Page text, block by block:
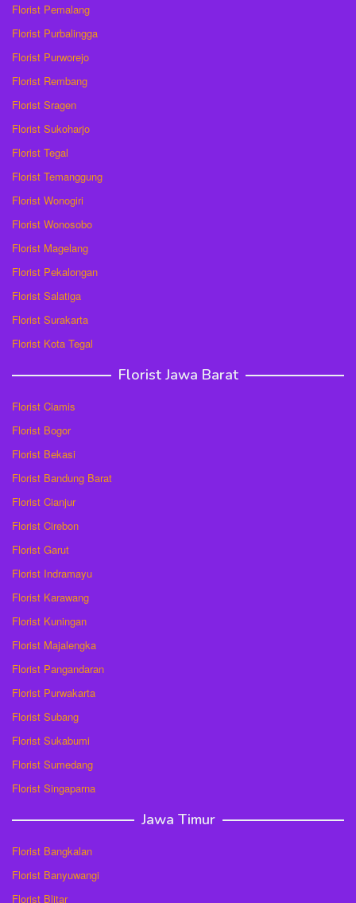
Florist Pemalang
Florist Purbalingga
Florist Purworejo
Florist Rembang
Florist Sragen
Florist Sukoharjo
Florist Tegal
Florist Temanggung
Florist Wonogiri
Florist Wonosobo
Florist Magelang
Florist Pekalongan
Florist Salatiga
Florist Surakarta
Florist Kota Tegal
Florist Jawa Barat
Florist Ciamis
Florist Bogor
Florist Bekasi
Florist Bandung Barat
Florist Cianjur
Florist Cirebon
Florist Garut
Florist Indramayu
Florist Karawang
Florist Kuningan
Florist Majalengka
Florist Pangandaran
Florist Purwakarta
Florist Subang
Florist Sukabumi
Florist Sumedang
Florist Singaparna
Jawa Timur
Florist Bangkalan
Florist Banyuwangi
Florist Blitar